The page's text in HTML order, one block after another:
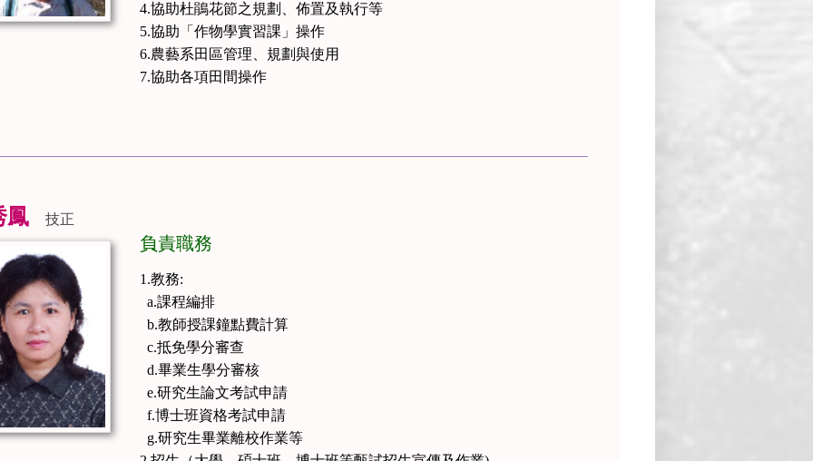
4.協助杜鵑花節之規劃、佈置及執行等
5.協助「作物學實習課」操作
6.農藝系田區管理、規劃與使用
7.協助各項田間操作
鳳 技正
負責職務
1.教務:
a.課程編排
b.教師授課鐘點費計算
c.抵免學分審查
d.畢業生學分審核
e.研究生論文考試申請
f.博士班資格考試申請
g.研究生畢業離校作業等